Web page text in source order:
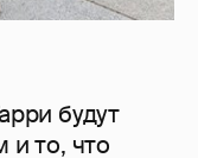
будут
и то, что